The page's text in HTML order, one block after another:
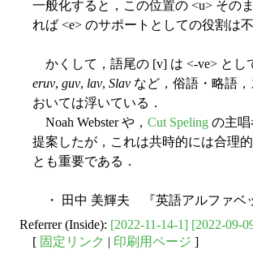
一般化すると，この位置の <u> その
れば <e> のサポートとしての役割は
かくして，語尾の [v] は <-ve> とし
eruv, guv, lav, Slav など，俗語・略語
おいては浮いている．
Noah Webster や， Cut Speling の主唱
提案したが，これは共時的には合理
とも重要である．
・ 田中 美輝夫 『英語アルファ
Referrer (Inside): [2022-11-14-1] [2022-09-
[ 固定リンク | 印刷用ページ ]